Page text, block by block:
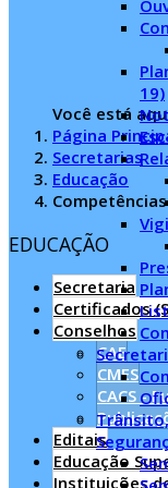
19)
Você está
Página
Secretarias
Educação
Competências
EDUCAÇÃO
Secretaria
Certificados
Conselhos
CAE
CMES
CACS -
Editais
Educação
Instituições